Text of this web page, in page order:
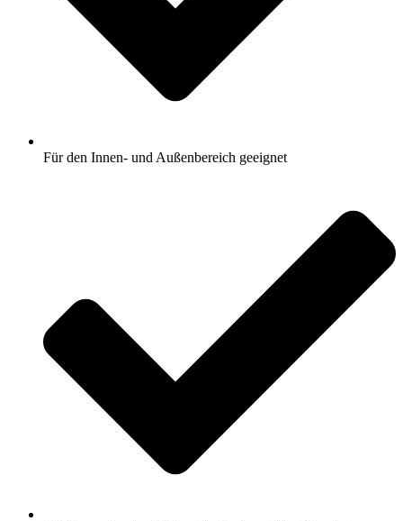
Für den Innen- und Außenbereich geeignet